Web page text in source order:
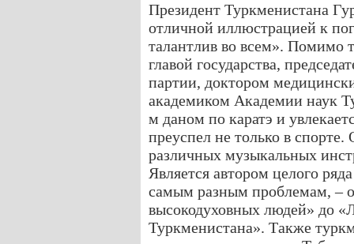
Президент Туркменистана
отличной иллюстрацией к
талантлив во всем». Помимо
главой государства,
партии, доктором
академиком Академии наук
м даном по каратэ и
преуспел не только в
различных музыкальных
Является автором целого
самым разным проблемам, –
высокодуховных людей» до
Туркменистана». Также